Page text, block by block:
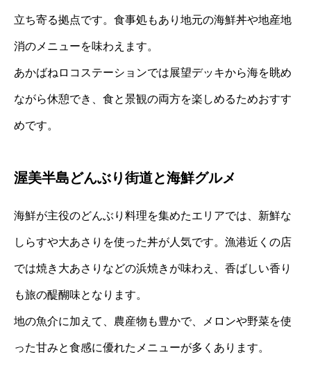
立ち寄る拠点です。食事処もあり地元の海鮮丼や地産地
消のメニューを味わえます。
あかばねロコステーションでは展望デッキから海を眺め
ながら休憩でき、食と景観の両方を楽しめるためおすす
めです。
渥美半島どんぶり街道と海鮮グルメ
海鮮が主役のどんぶり料理を集めたエリアでは、新鮮な
しらすや大あさりを使った丼が人気です。漁港近くの店
では焼き大あさりなどの浜焼きが味わえ、香ばしい香り
も旅の醍醐味となります。
地の魚介に加えて、農産物も豊かで、メロンや野菜を使
った甘みと食感に優れたメニューが多くあります。